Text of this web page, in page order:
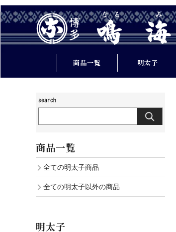
商品一覧 明太子
ご家庭用
明太子の商品一
商品一覧
全ての明太子商品
全ての明太子以外の商品
明太子